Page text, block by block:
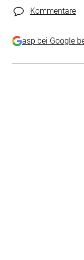
Kommentare
asp bei Google